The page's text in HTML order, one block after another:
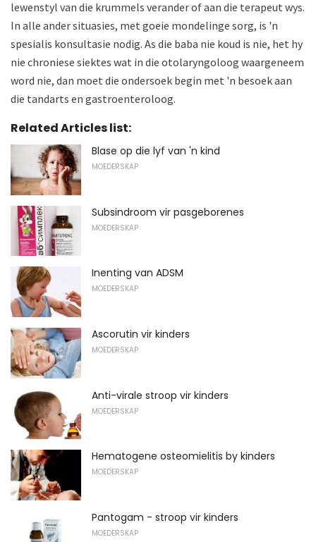
lewenstyl van die krummels verander of aan die terapeut wys.
In alle ander situasies, met goeie mondelinge sorg, is 'n
spesialis konsultasie nodig. As die baba nie koud is nie, het hy
nie chroniese siektes wat in die otolaryngoloog waargeneem
word nie, dan moet die ondersoek begin met 'n besoek aan
die tandarts en gastroenteroloog.
Related Articles list:
Blase op die lyf van 'n kind
MOEDERSKAP
Subsindroom vir pasgeborenes
MOEDERSKAP
Inenting van ADSM
MOEDERSKAP
Ascorutin vir kinders
MOEDERSKAP
Anti-virale stroop vir kinders
MOEDERSKAP
Hematogene osteomielitis by kinders
MOEDERSKAP
Pantogam - stroop vir kinders
MOEDERSKAP